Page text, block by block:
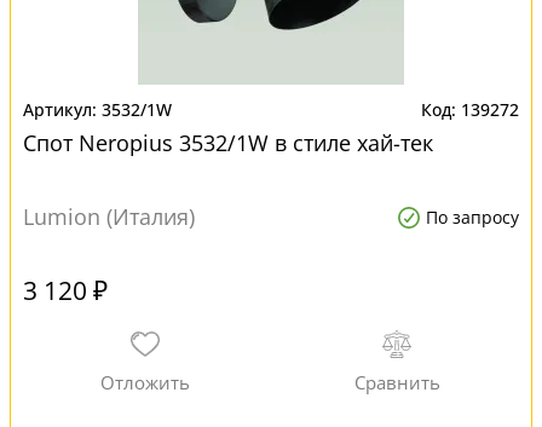
3532/1W 139272
Спот Neropius 3532/1W в стиле хай-тек
Lumion (Италия) По запросу
3 120 ₽